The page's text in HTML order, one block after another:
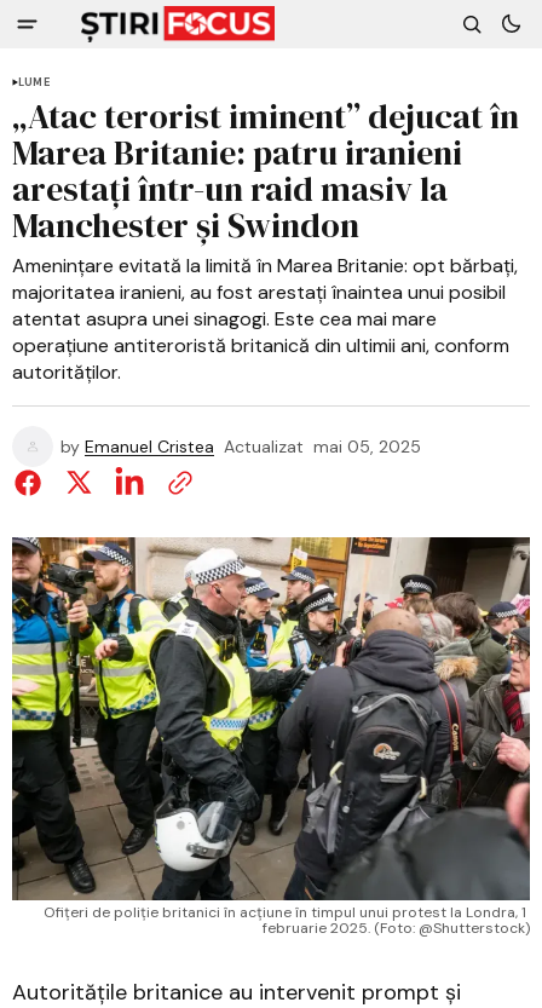
LUME
„Atac terorist iminent” dejucat în
Marea Britanie: patru iranieni
arestați într-un raid masiv la
Manchester și Swindon
Amenințare evitată la limită în Marea Britanie: opt bărbați,
majoritatea iranieni, au fost arestați înaintea unui posibil
atentat asupra unei sinagogi. Este cea mai mare
operațiune antiteroristă britanică din ultimii ani, conform
autorităților.
by Emanuel Cristea Actualizat mai 05, 2025
Ofițeri de poliție britanici în acțiune în timpul unui protest la Londra, 1
februarie 2025. (Foto: @Shutterstock)
Autoritățile britanice au intervenit prompt și